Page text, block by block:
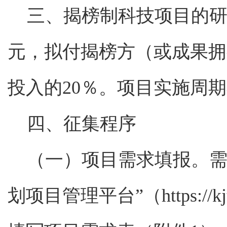
三、 揭榜制科技项目的
元，拟付揭榜方（或成果
投入的20％。项目 实施周
四、征集程序
（一）项目需求填报。
划项目管理平台”（https://